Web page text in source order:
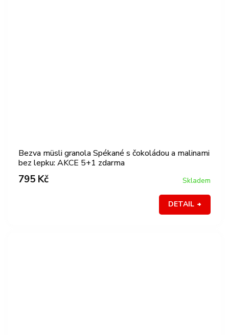
Bezva müsli granola Spékané s čokoládou a malinami
bez lepku: AKCE 5+1 zdarma
Skladem
795 Kč
DETAIL